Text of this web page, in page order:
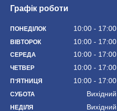
Графік роботи
ПОНЕДІЛОК 10:00 17:00
ВІВТОРОК 10:00 17:00
СЕРЕДА 10:00 17:00
ЧЕТВЕР 10:00 17:00
ПʼЯТНИЦЯ 10:00 17:00
СУБОТА Вихідний
НЕДІЛЯ Вихідний